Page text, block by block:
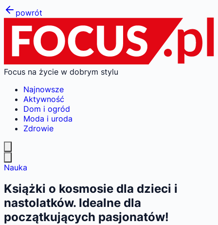
powrót
Focus na życie w dobrym stylu
Najnowsze
Aktywność
Dom i ogród
Moda i uroda
Zdrowie
Nauka
Książki o kosmosie dla dzieci i
nastolatków. Idealne dla
początkujących pasjonatów!